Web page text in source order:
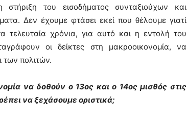
του εισοδήματος συνταξιούχων και
Δεν έχουμε φτάσει εκεί που θέλουμε γιατί
τελευταία χρόνια, για αυτό και η εντολή του
οι δείκτες στη μακροοικονομία, να
των πολιτών.
να δοθούν ο 13ος και ο 14ος μισθός στις
να ξεχάσουμε οριστικά;